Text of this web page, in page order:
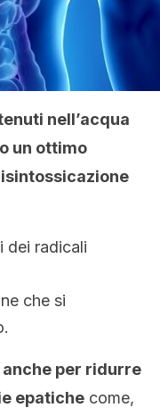
nell’acqua
un ottimo
dei radicali
che si
per ridurre
epatiche come,